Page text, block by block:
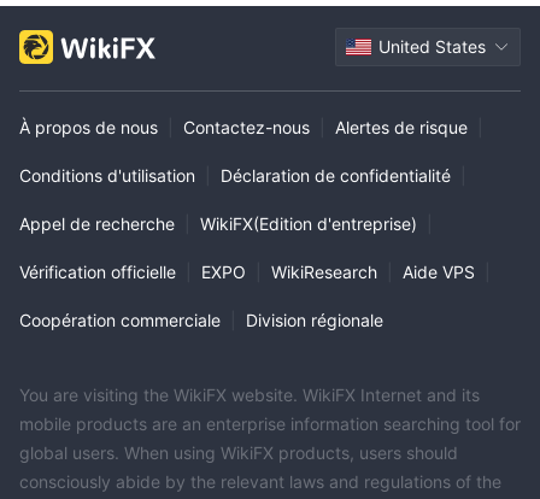
United States
À propos de nous Contactez-nous Alertes de risque
Conditions d'utilisation Déclaration de confidentialité
Appel de recherche WikiFX(Edition d'entreprise)
Vérification officielle EXPO WikiResearch Aide VPS
Coopération commerciale Division régionale
You are visiting the WikiFX website. WikiFX Internet and its
mobile products are an enterprise information searching tool for
global users. When using WikiFX products, users should
consciously abide by the relevant laws and regulations of the